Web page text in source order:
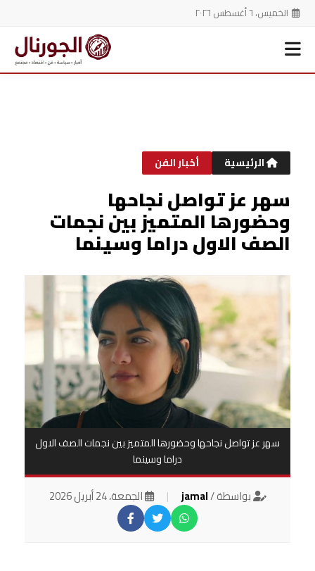
الخميس، ٦ أغسطس ٢٠٢٦
الرئيسية أخبار الفن
سهر عز تواصل نجاحها
وحضورها المتميز بين نجمات
الصف الاول دراما وسينما
سهر عز تواصل نجاحها وحضورها المتميز بين نجمات الصف الاول
دراما وسينما
بواسطة /jamal
| الجمعة، 24 أبريل 2026